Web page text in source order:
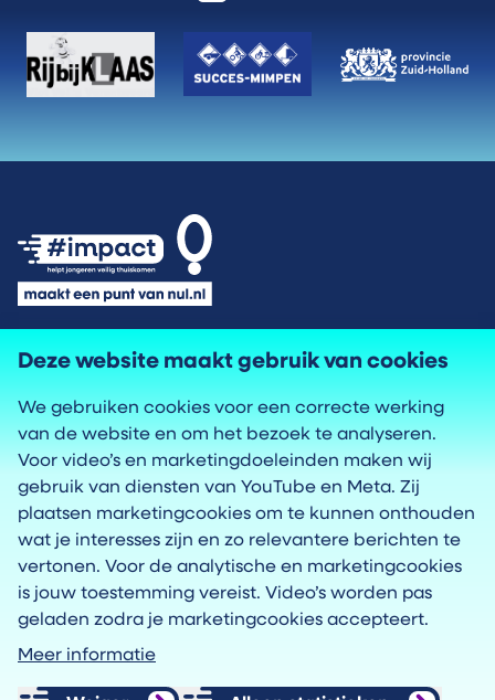
Deze website maakt gebruik van cookies
We gebruiken cookies voor een correcte werking
van de website en om het bezoek te analyseren.
Voor video’s en marketingdoeleinden maken wij
gebruik van diensten van YouTube en Meta. Zij
plaatsen marketingcookies om te kunnen onthouden
wat je interesses zijn en zo relevantere berichten te
vertonen. Voor de analytische en marketingcookies
is jouw toestemming vereist. Video’s worden pas
geladen zodra je marketingcookies accepteert.
Meer informatie
Privacyverklaring
Cookies
Toegankelijkheid
Proclaimer
Regionaal Ondersteuningsbureau Verkeersveiligheid
Zuid-Holland (ROV Zuid-Holland)